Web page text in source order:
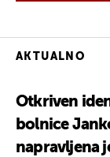
AKTUALNO
Otkriven
bolnice
napravljena